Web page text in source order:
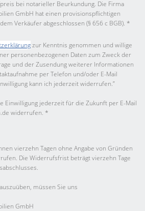
bei notarieller Beurkundung. Die Firma
GmbH hat einen provisionspflichtigen
Verkäufer abgeschlossen (§ 656 c BGB). *
zur Kenntnis genommen und willige
personenbezogenen Daten zum Zweck der
und der Zusendung weiterer Informationen
per Telefon und/oder E-Mail
kann ich jederzeit widerrufen.”
Einwilligung jederzeit für die Zukunft per E-Mail
widerrufen. *
vierzehn Tagen ohne Angabe von Gründen
Die Widerrufsfrist beträgt vierzehn Tage
müssen Sie uns
GmbH